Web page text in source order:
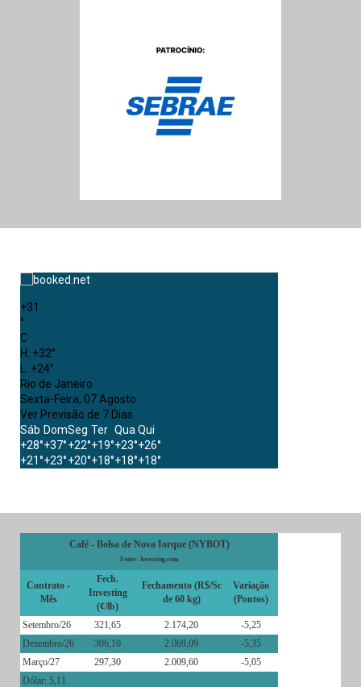
+31
°
C
H: +32°
L: +24°
Rio de Janeiro
Sexta-Feira, 07 Agosto
Ver Previsão de 7 Dias
Sáb DomSeg Ter Qua Qui
+28°+37°+22°+19°+23°+26°
+21°+23°+20°+18°+18°+18°
Café - Bolsa de Nova Iorque (NYBOT)
Fonte: Investing.com
Contrato -
Mês
Fech.
Investing
(¢/lb)
Fechamento (R$/Sc
de 60 kg)
Variação
(Pontos)
Setembro/26 321,65 2.174,20
-5,25
Dezembro/26
306,10 2.069,09
-5,35
Março/27
297,30 2.009,60
-5,05
Dólar: 5,11